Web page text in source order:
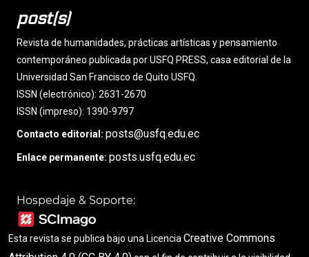
post(s)
Revista de humanidades, prácticas artísticas y pensamiento
contemporáneo publicada por USFQ PRESS, casa editorial de la
Universidad San Francisco de Quito USFQ.
ISSN (electrónico): 2631-2670
ISSN (impreso): 1390-9797
Contacto editorial: posts@usfq.edu.ec
Enlace permanente: posts.usfq.edu.ec
Hospedaje & Soporte:
Esta revista se publica bajo una LicenciaCreative Commons